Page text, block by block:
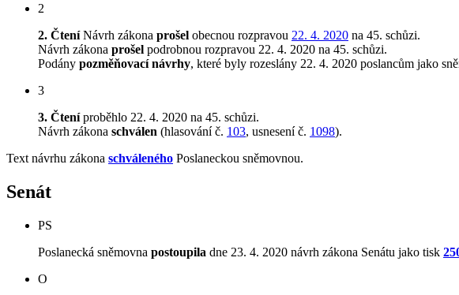
2
2. ČteníNávrh zákona prošel obecnou rozpravou 22. 4. 2020 na 45. schůzi.
Návrh zákona prošel podrobnou rozpravou 22. 4. 2020 na 45. schůzi.
Podány pozměňovací návrhy, které byly rozeslány 22. 4. 2020 poslancům jako
3
3. Čteníproběhlo 22. 4. 2020 na 45. schůzi.
Návrh zákona schválen (hlasování č. 103, usnesení č. 1098).
Text návrhu zákona schváleného Poslaneckou sněmovnou.
Senát
PS
Poslanecká sněmovna postoupila dne 23. 4. 2020 návrh zákona Senátu jako tisk
O